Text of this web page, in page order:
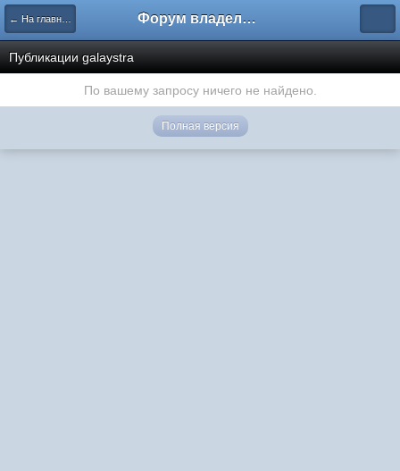
← На главную Форум владельцев интернет-магазинов
Публикации galaystra
По вашему запросу ничего не найдено.
Полная версия